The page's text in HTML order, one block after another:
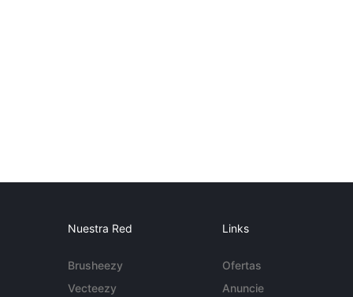
Nuestra Red
Brusheezy
Vecteezy
Links
Ofertas
Anuncie